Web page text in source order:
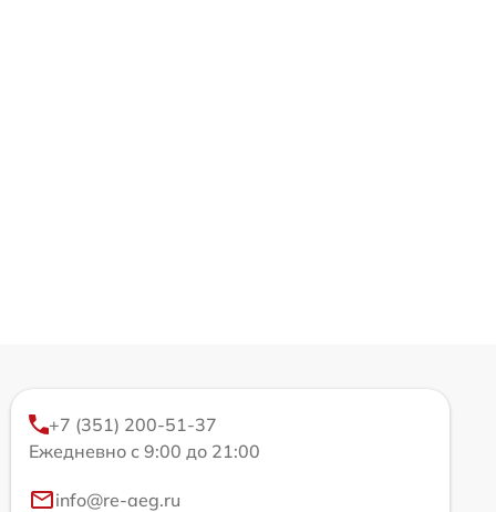
+7 (351) 200-51-37
Ежедневно с 9:00 до 21:00
info@re-aeg.ru